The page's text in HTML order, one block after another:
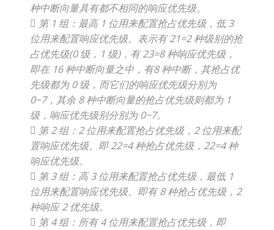
种中断向量具有都不相同的响应优先级。
 第 1 组：最高 1 位用来配置抢占优先级，低 3
位用来配置响应优先级。表示有 21=2 种级别的抢
占优先级(0 级，1 级)，有 23=8 种响应优先级，
即在 16 种中断向量之中，有8 种中断，其抢占优
先级都为 0 级，而它们的响应优先级分别为
0~7，其余 8 种中断向量的抢占优先级则都为 1
级，响应优先级别分别为 0~7。
 第 2 组：2 位用来配置抢占优先级，2 位用来配
置响应优先级。即 22=4 种抢占优先级，22=4 种
响应优先级。
 第 3 组：高 3 位用来配置抢占优先级，最低 1
位用来配置响应优先级。即有 8 种抢占优先级，2
种响应 2 优先级。
 第 4 组：所有 4 位用来配置抢占优先级，即